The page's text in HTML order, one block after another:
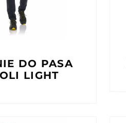
DO PASA
LIGHT